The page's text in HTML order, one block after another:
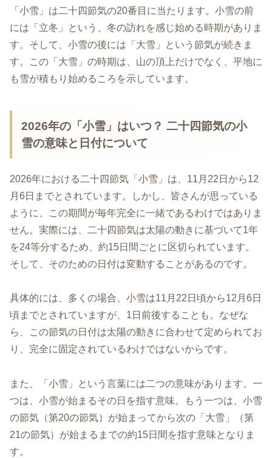
「小雪」は二十四節気の20番目に当たります。小雪の前
には「立冬」という、冬の訪れを感じ始める時期がありま
す。そして、小雪の後には「大雪」という節気が続きま
す。この「大雪」の時期は、山の頂上だけでなく、平地に
も雪が積もり始めるころを示しています。
2026年の「小雪」はいつ？ 二十四節気の小
雪の意味と日付について
2026年における二十四節気「小雪」は、11月22日から12
月6日までとされています。しかし、皆さんが思っている
ように、この期間が毎年完全に一緒であるわけではありま
せん。実際には、二十四節気は太陽の動きに基づいて1年
を24等分するため、約15日間ごとに区切られています。
そして、そのための日付は変動することがあるのです。
具体的には、多くの場合、小雪は11月22日頃から12月6日
頃までとされていますが、1日前後することも。なぜな
ら、この節気の日付は太陽の動きに合わせて定められてお
り、完全に固定されているわけではないからです。
また、「小雪」という言葉には二つの意味があります。一
つは、小雪が始まるその日を指す意味。もう一つは、小雪
の節気（第20の節気）が始まってから次の「大雪」（第
21の節気）が始まるまでの約15日間を指す意味となりま
す。